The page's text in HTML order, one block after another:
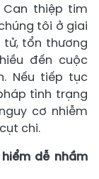
Can thiệp tim
tôi ở giai
tử, tổn thương
đến cuộc
Nếu tiếp tục
tình trạng
cơ nhiễm
chi.
dễ nhầm